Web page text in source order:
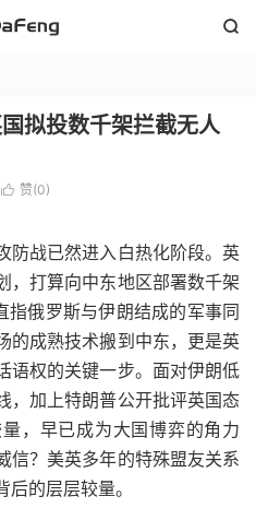

拟投数千架拦截无人
 赞(0)
防战已然进入白热化阶段。英
，打算向中东地区部署数千架
指俄罗斯与伊朗结成的军事同
的成熟技术搬到中东，更是英
语权的关键一步。面对伊朗低
，加上特朗普公开批评英国态
，早已成为大国博弈的角力
信？美英多年的特殊盟友关系
的层层较量。